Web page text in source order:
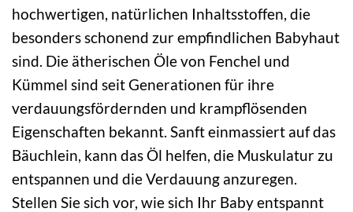
hochwertigen, natürlichen Inhaltsstoffen, die
besonders schonend zur empfindlichen Babyhaut
sind. Die ätherischen Öle von Fenchel und
Kümmel sind seit Generationen für ihre
verdauungsfördernden und krampflösenden
Eigenschaften bekannt. Sanft einmassiert auf das
Bäuchlein, kann das Öl helfen, die Muskulatur zu
entspannen und die Verdauung anzuregen.
Stellen Sie sich vor, wie sich Ihr Baby entspannt